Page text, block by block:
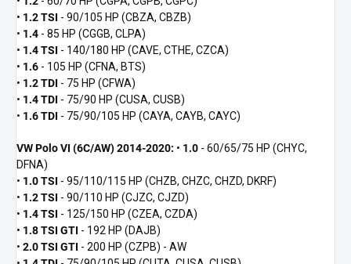
• 1.2 TSI - 90/105 HP (CBZA, CBZB)
• 1.4 - 85 HP (CGGB, CLPA)
• 1.4 TSI - 140/180 HP (CAVE, CTHE, CZCA)
• 1.6 - 105 HP (CFNA, BTS)
• 1.2 TDI - 75 HP (CFWA)
• 1.4 TDI - 75/90 HP (CUSA, CUSB)
• 1.6 TDI - 75/90/105 HP (CAYA, CAYB, CAYC)
VW Polo VI (6C/AW) 2014-2020: • 1.0 - 60/65/75 HP (CHYC,
DFNA)
• 1.0 TSI - 95/110/115 HP (CHZB, CHZC, CHZD, DKRF)
• 1.2 TSI - 90/110 HP (CJZC, CJZD)
• 1.4 TSI - 125/150 HP (CZEA, CZDA)
• 1.8 TSI GTI - 192 HP (DAJB)
• 2.0 TSI GTI - 200 HP (CZPB) - AW